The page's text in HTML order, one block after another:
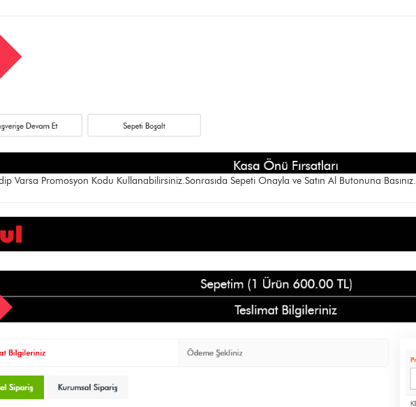
Varsa Promosyon Kodu Kullanabilirsiniz.Sonrasıda Sepeti Onayla ve Satın Al Butonuna Basınız.